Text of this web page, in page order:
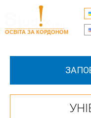
ОСВІТА ЗА КОРДОНОМ